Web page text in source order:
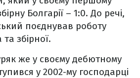
Болгарії – 1:0. До речі,
поєднував роботу
збірної.
же у своєму дебютному
у 2002-му господарці